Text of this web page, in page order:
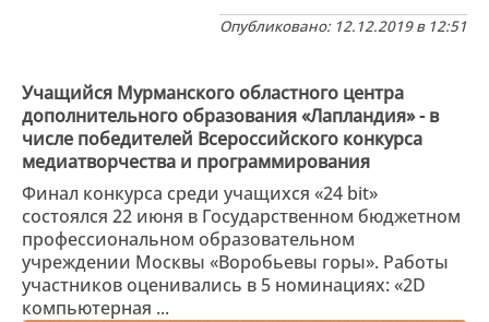
Опубликовано: 12.12.2019 в 12:51
Учащийся Мурманского областного центра
дополнительного образования «Лапландия» - в
числе победителей Всероссийского конкурса
медиатворчества и программирования
Финал конкурса среди учащихся «24 bit»
состоялся 22 июня в Государственном бюджетном
профессиональном образовательном
учреждении Москвы «Воробьевы горы». Работы
участников оценивались в 5 номинациях: «2D
компьютерная ...